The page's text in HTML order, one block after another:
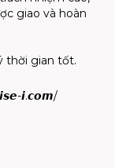
giao và hoàn
thời gian tốt.
𝙞.𝙘𝙤𝙢/